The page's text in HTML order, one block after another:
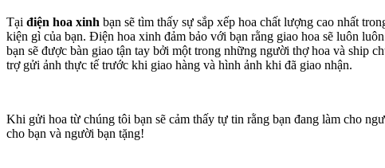
Tại điện hoa xinh bạn sẽ tìm thấy sự sắp xếp hoa chất lượng cao nhất
kiện gì của bạn. Điện hoa xinh đảm bảo với bạn rằng giao hoa sẽ luôn
bạn sẽ được bàn giao tận tay bởi một trong những người thợ hoa và ship
trợ gửi ảnh thực tế trước khi giao hàng và hình ảnh khi đã giao nhận.
Khi gửi hoa từ chúng tôi bạn sẽ cảm thấy tự tin rằng bạn đang làm cho
cho bạn và người bạn tặng!